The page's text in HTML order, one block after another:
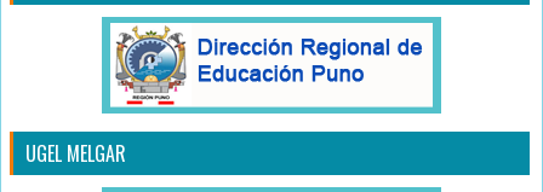
UGEL MELGAR